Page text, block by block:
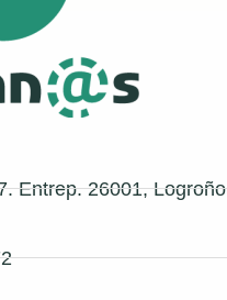
Entrep. 26001, Logroño